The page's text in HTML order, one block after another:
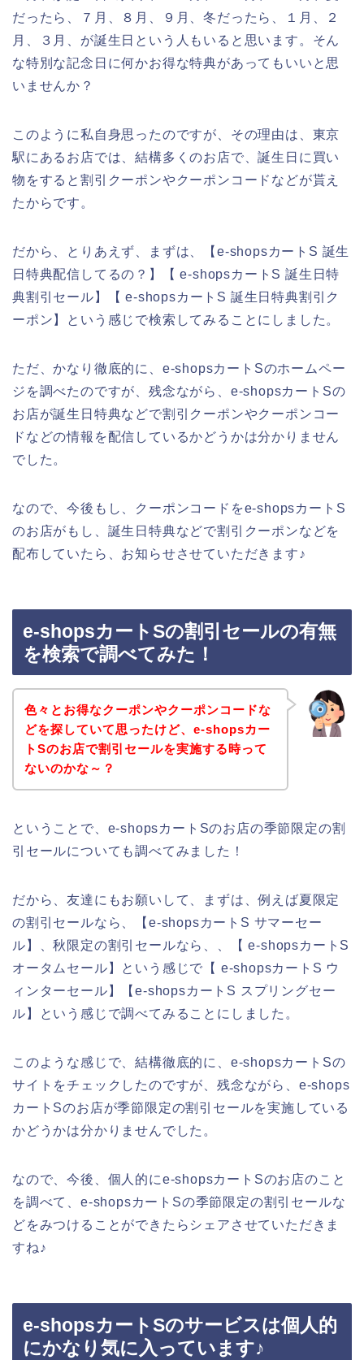
だったら、７月、８月、９月、冬だったら、１月、２
月、３月、が誕生日という人もいると思います。そん
な特別な記念日に何かお得な特典があってもいいと思
いませんか？
このように私自身思ったのですが、その理由は、東京
駅にあるお店では、結構多くのお店で、誕生日に買い
物をすると割引クーポンやクーポンコードなどが貰え
たからです。
だから、とりあえず、まずは、【e-shopsカートS 誕生
日特典配信してるの？】【 e-shopsカートS 誕生日特
典割引セール】【 e-shopsカートS 誕生日特典割引ク
ーポン】という感じで検索してみることにしました。
ただ、かなり徹底的に、e-shopsカートSのホームペー
ジを調べたのですが、残念ながら、e-shopsカートSの
お店が誕生日特典などで割引クーポンやクーポンコー
ドなどの情報を配信しているかどうかは分かりません
でした。
なので、今後もし、クーポンコードをe-shopsカートS
のお店がもし、誕生日特典などで割引クーポンなどを
配布していたら、お知らせさせていただきます♪
e-shopsカートSの割引セールの有無
を検索で調べてみた！
色々とお得なクーポンやクーポンコードな
どを探していて思ったけど、e-shopsカー
トSのお店で割引セールを実施する時って
ないのかな～？
ということで、e-shopsカートSのお店の季節限定の割
引セールについても調べてみました！
だから、友達にもお願いして、まずは、例えば夏限定
の割引セールなら、【e-shopsカートS サマーセー
ル】、秋限定の割引セールなら、、【 e-shopsカートS
オータムセール】という感じで【 e-shopsカートS ウ
ィンターセール】【e-shopsカートS スプリングセー
ル】という感じで調べてみることにしました。
このような感じで、結構徹底的に、e-shopsカートSの
サイトをチェックしたのですが、残念ながら、e-shops
カートSのお店が季節限定の割引セールを実施している
かどうかは分かりませんでした。
なので、今後、個人的にe-shopsカートSのお店のこと
を調べて、e-shopsカートSの季節限定の割引セールな
どをみつけることができたらシェアさせていただきま
すね♪
e-shopsカートSのサービスは個人的
にかなり気に入っています♪